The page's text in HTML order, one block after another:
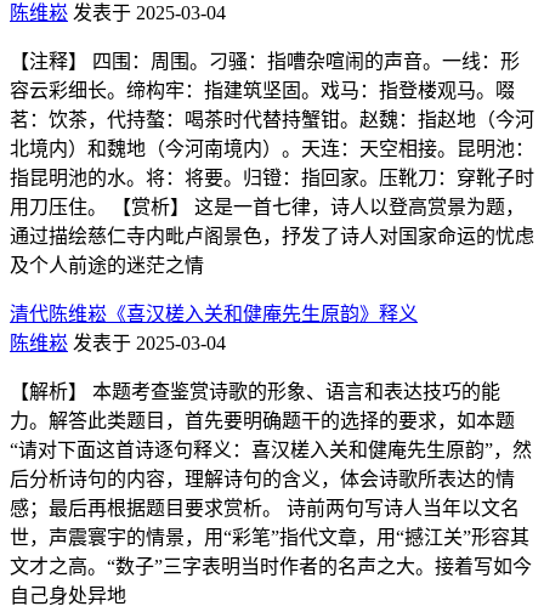
陈维崧 发表于 2025-03-04
【注释】 四围：周围。刁骚：指嘈杂喧闹的声音。一线：形
容云彩细长。缔构牢：指建筑坚固。戏马：指登楼观马。啜
茗：饮茶，代持螯：喝茶时代替持蟹钳。赵魏：指赵地（今河
北境内）和魏地（今河南境内）。天连：天空相接。昆明池：
指昆明池的水。将：将要。归镫：指回家。压靴刀：穿靴子时
用刀压住。 【赏析】 这是一首七律，诗人以登高赏景为题，
通过描绘慈仁寺内毗卢阁景色，抒发了诗人对国家命运的忧虑
及个人前途的迷茫之情
清代陈维崧《喜汉槎入关和健庵先生原韵》释义
陈维崧 发表于 2025-03-04
【解析】 本题考查鉴赏诗歌的形象、语言和表达技巧的能
力。解答此类题目，首先要明确题干的选择的要求，如本题
“请对下面这首诗逐句释义：喜汉槎入关和健庵先生原韵”，然
后分析诗句的内容，理解诗句的含义，体会诗歌所表达的情
感；最后再根据题目要求赏析。 诗前两句写诗人当年以文名
世，声震寰宇的情景，用“彩笔”指代文章，用“撼江关”形容其
文才之高。“数子”三字表明当时作者的名声之大。接着写如今
自己身处异地